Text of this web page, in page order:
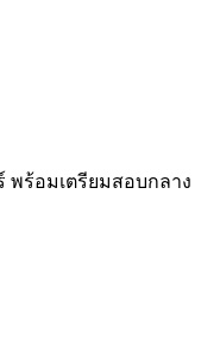
พร้อมเตรียมสอบกลาง